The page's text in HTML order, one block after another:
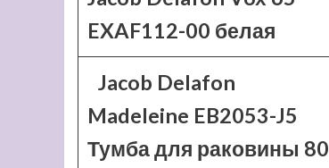
EXAF112-00 белая
Jacob Delafon
Madeleine EB2053-J5
Тумба для раковины 80